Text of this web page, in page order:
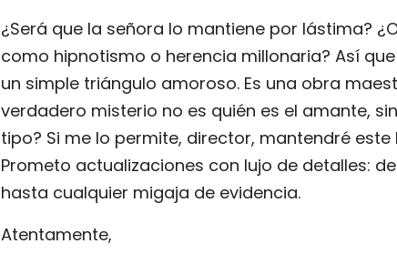
¿Será que la señora lo mantiene por lástima?
como hipnotismo o herencia millonaria? Así
un simple triángulo amoroso. Es una obra
verdadero misterio no es quién es el amante,
tipo? Si me lo permite, director, mantendré
Prometo actualizaciones con lujo de detalles:
hasta cualquier migaja de evidencia.
Atentamente,